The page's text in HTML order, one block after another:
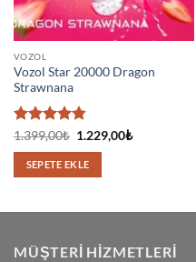
VOZOL
Vozol Star 20000 Dragon
Strawnana
5
üzerinden
4.75oy
aldı
1.399,00₺ Orijinal
1.399,00₺.
1.229,00₺Şu
SEPETE EKLE
MÜŞTERI HIZMETLERI